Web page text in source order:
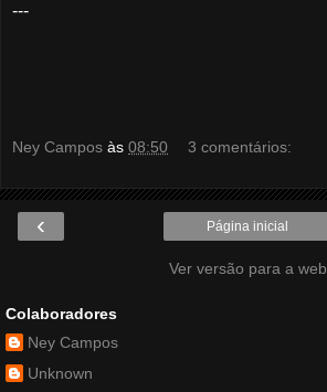
---
Ney Campos às 08:50 3 comentários:
‹ Página inicial
Ver versão para a web
Colaboradores
Ney Campos
Unknown